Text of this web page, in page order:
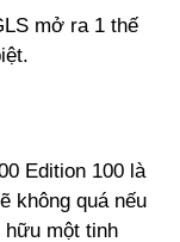
mở ra 1 thế
Edition 100 là
không quá nếu
một tinh